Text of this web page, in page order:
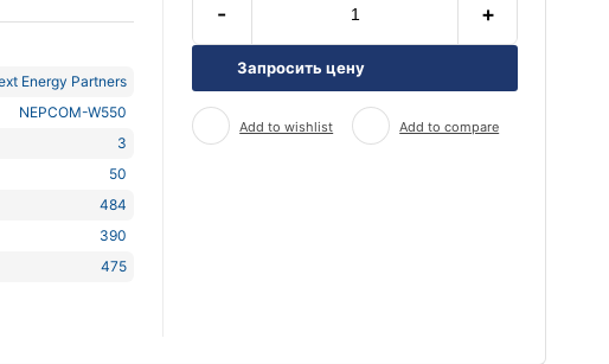
Energy Partners
NEPCOM-W550
3
50
484
390
475
- +
Запросить цену
Add to wishlist Add to compare